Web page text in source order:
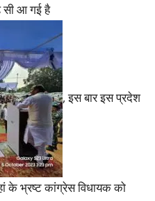
सी आ गई है
, इस बार इस प्रदेश
के भ्रष्ट कांग्रेस विधायक को